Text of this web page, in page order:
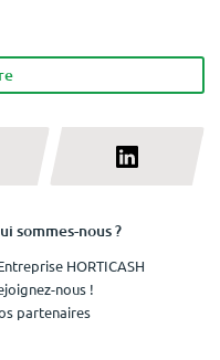
sommes-nous ?
HORTICASH
nous !
partenaires